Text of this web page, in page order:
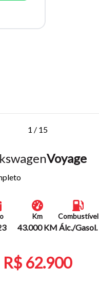
1 / 15
Voyage
Km
43.000 KM
Combustível
Álc./Gasol.
R$ 62.900